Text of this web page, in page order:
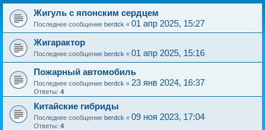
Жигуль с японским сердцем
Последнее сообщение berdck « 01 апр 2025, 15:27
Жигарактор
Последнее сообщение berdck « 01 апр 2025, 15:16
Пожарный автомобиль
Последнее сообщение berdck « 23 янв 2024, 16:37
Ответы: 4
Китайские гибриды
Последнее сообщение berdck « 09 ноя 2023, 17:04
Ответы: 4